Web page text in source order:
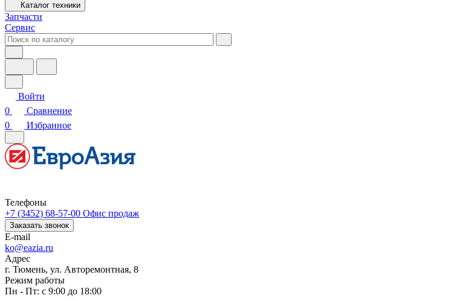
Каталог техники
Запчасти
Сервис
Войти
0
Сравнение
0
Избранное
Телефоны
+7 (3452) 68-57-00 Офис продаж
Заказать звонок
E-mail
ko@eazia.ru
Адрес
г. Тюмень, ул. Авторемонтная, 8
Режим работы
Пн - Пт: с 9:00 до 18:00